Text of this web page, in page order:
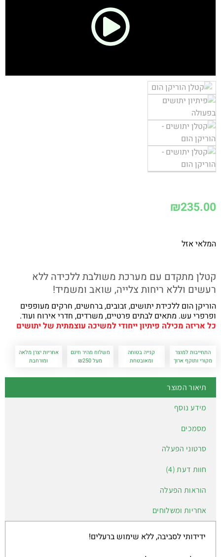
₪235.00
המלאי אזל
קטלן מתקדם עם מערכת משולבת ללכידה ללא
רעשים וללא ריחות צלייה, שואב ומשמיד!
הוריקן הום ללכידת יתושים, זבובים, ברחשים, חרקים מעופפים
ופרפרי עש. מתאים לבתים פרטיים, משרדים, חדרי אירוח ועוד.
כל אריזה מכילה פיתיון ייחודי למשיכה עוצמתית של יתושים
התחייבות למוצר
מקורי ותוקף ארוך
קנייה בטוחה
ומאובטחת
משלוח מהיר חינם
מעל ₪250
אחריות יצרן מלאה
ומורחבת
תיאור המוצר
מידע נוסף
מסמכים
סרטוני הפעלה
חוות דעת (4)
הוראות הפעלה
אחריות ומשלוחים
ידידותי לסביבה, ללא שימוש ברעלים!